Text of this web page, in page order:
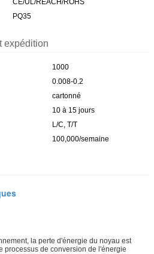
CE/UL/REACH/ROHS
PQ35
expédition
1000
0.008-0.2
cartonné
10 à 15 jours
L/C, T/T
100,000/semaine
la perte d'énergie du noyau est
processus de conversion de l'énergie